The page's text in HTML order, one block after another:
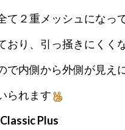
て２重メッシュになっ
り、引っ掻きにくく
で内側から外側が見え
られます
Plus